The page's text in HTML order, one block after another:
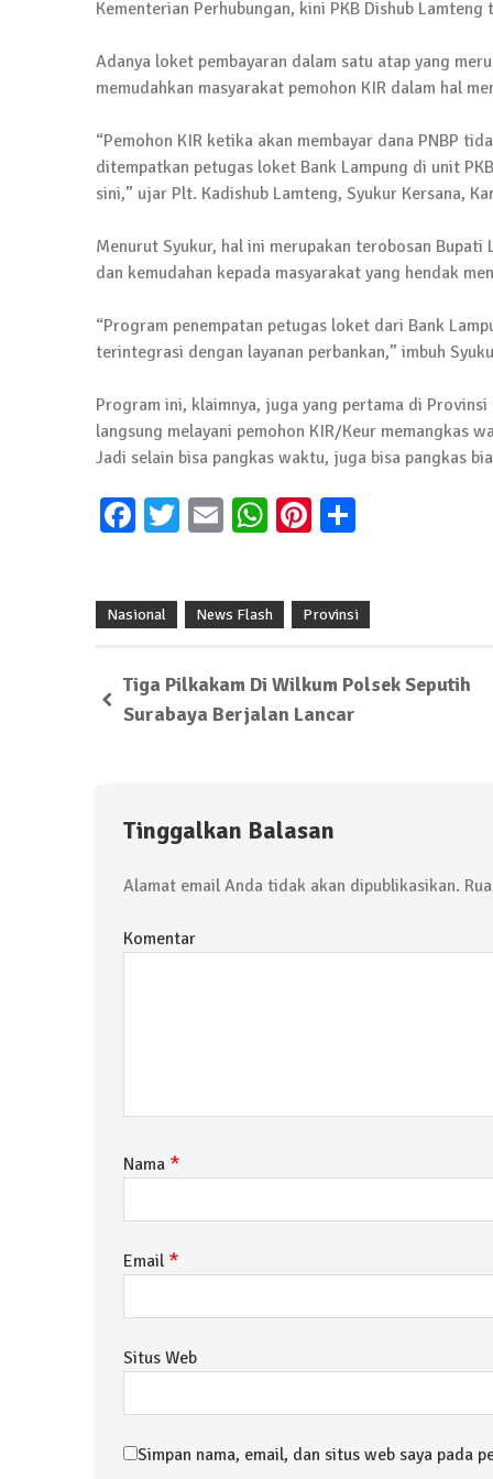
Jumat Berkah SMSI Tulang Bawang Sasar
News Flash
1 Mei 2024 | 12:10
News Flash
19 Maret 2024 | 16:01
Anggota MPR-RI I Komang Koheri
Kementerian Perhubungan, kini PKB Dishub
Adanya loket pembayaran dalam satu atap yang
memudahkan masyarakat pemohon KIR dalam hal
“Pemohon KIR ketika akan membayar dana PNBP
ditempatkan petugas loket Bank Lampung di unit
sini,” ujar Plt. Kadishub Lamteng, Syukur Kersana,
Menurut Syukur, hal ini merupakan terobosan
dan kemudahan kepada masyarakat yang hendak
“Program penempatan petugas loket dari Bank
terintegrasi dengan layanan perbankan,” imbuh
Program ini, klaimnya, juga yang pertama di
langsung melayani pemohon KIR/Keur memangkas
Jadi selain bisa pangkas waktu, juga bisa pangkas
Facebook
Twitter
EmailWhatsApp
Pinterest
Nasional News Flash Provinsi
Tiga Pilkakam Di Wilkum Polsek Seputih
Surabaya Berjalan Lancar
Tinggalkan Balasan
Alamat email Anda tidak akan dipublikasikan.
Komentar
Nama *
Email *
Situs Web
Simpan nama, email, dan situs web saya pada